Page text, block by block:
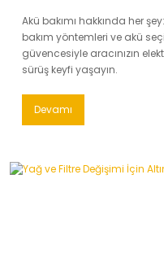
Akü bakımı hakkında her
bakım yöntemleri ve akü
güvencesiyle aracınızın
sürüş keyfi yaşayın.
Devamı